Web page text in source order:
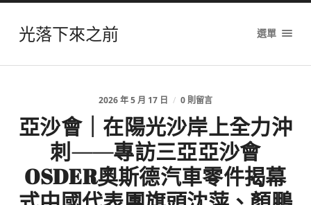
光落下來之前 選單
2026 年 5 月 17 日 / 0 則留言
亞沙會｜在陽光沙岸上全力沖
刺——專訪三亞亞沙會
OSDER奧斯德汽車零件揭幕